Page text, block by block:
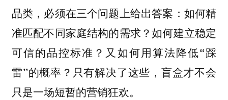
品类，必须在三个问题上给出答案： 如何精
准匹配不同家庭结构的需求？如何建立稳定
可信的品控标准？又如何用算法降低“踩
雷”的概率？只有解决了这些，盲盒才不会
只是一场短暂的营销狂欢。